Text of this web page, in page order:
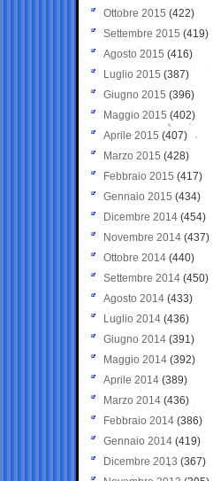
Ottobre 2015 (422)
Settembre 2015 (419)
Agosto 2015 (416)
Luglio 2015 (387)
Giugno 2015 (396)
Maggio 2015 (402)
Aprile 2015 (407)
Marzo 2015 (428)
Febbraio 2015 (417)
Gennaio 2015 (434)
Dicembre 2014 (454)
Novembre 2014 (437)
Ottobre 2014 (440)
Settembre 2014 (450)
Agosto 2014 (433)
Luglio 2014 (436)
Giugno 2014 (391)
Maggio 2014 (392)
Aprile 2014 (389)
Marzo 2014 (436)
Febbraio 2014 (386)
Gennaio 2014 (419)
Dicembre 2013 (367)